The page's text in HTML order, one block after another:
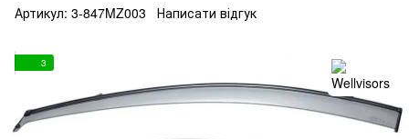
Артикул: 3-847MZ003 Написати відгук
3